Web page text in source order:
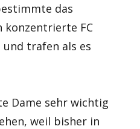
das
konzentrierte FC
trafen als es
Dame sehr wichtig
weil bisher in